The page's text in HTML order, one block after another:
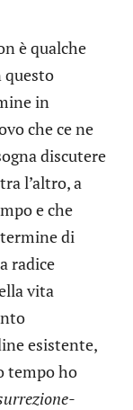
è qualche
questo
in
che ce ne
discutere
l’altro, a
e che
di
radice
vita
esistente,
tempo ho